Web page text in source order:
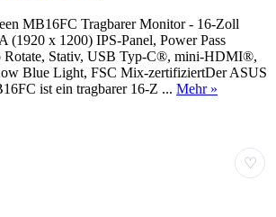
MB16FC Tragbarer Monitor - 16-Zoll
(1920 x 1200) IPS-Panel, Power Pass
Rotate, Stativ, USB Typ-C®, mini-HDMI®,
Blue Light, FSC Mix-zertifiziertDer ASUS
ist ein tragbarer 16-Z ... Mehr »
♡